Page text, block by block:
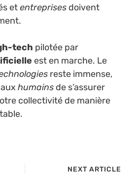
etentreprisesdoivent
tech pilotée par
est en marche. Le
reste immense,
humainsde s’assurer
collectivité de manière
NEXT ARTICLE